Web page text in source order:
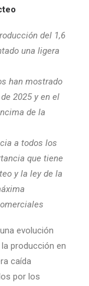
del 1,6
una ligera
han mostrado
2025 y en el
de la
a todos los
que tiene
y la ley de la
evolución
producción en
caída
por los